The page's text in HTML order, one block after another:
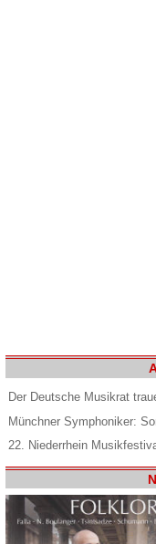
Der Deutsche Musikrat
Münchner Symphoniker:
22. Niederrhein